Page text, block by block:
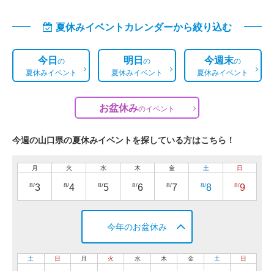
夏休みイベントカレンダーから絞り込む
今日の
夏休みイベント
明日の
夏休みイベント
今週末の
夏休みイベント
お盆休みのイベント
今週の山口県の夏休みイベントを探している方はこちら！
月
8/3
火
8/4
水
8/5
木
8/6
金
8/7
土
8/8
日
8/9
今年のお盆休み
土 日 月 火 水 木 金 土 日